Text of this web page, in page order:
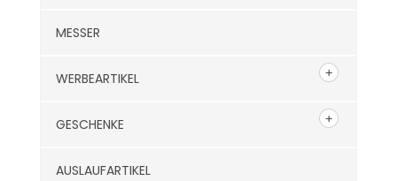
MESSER
WERBEARTIKEL
GESCHENKE
AUSLAUFARTIKEL